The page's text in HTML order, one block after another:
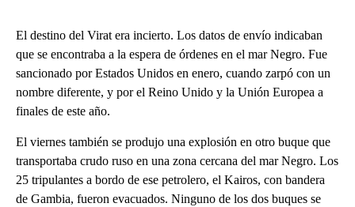
El destino del Virat era incierto. Los datos de envío indicaban
que se encontraba a la espera de órdenes en el mar Negro. Fue
sancionado por Estados Unidos en enero, cuando zarpó con un
nombre diferente, y por el Reino Unido y la Unión Europea a
finales de este año.
El viernes también se produjo una explosión en otro buque que
transportaba crudo ruso en una zona cercana del mar Negro. Los
25 tripulantes a bordo de ese petrolero, el Kairos, con bandera
de Gambia, fueron evacuados. Ninguno de los dos buques se